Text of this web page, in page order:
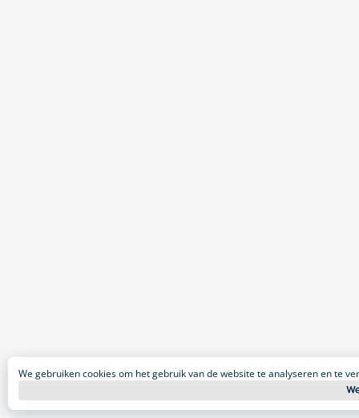
We gebruiken cookies om het gebruik van de website te analyseren en te